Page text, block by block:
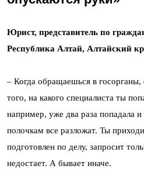
Юрист, представитель по
Республика Алтай, Алтайский
– Когда обращаешься в госорганы,
того, на какого специалиста ты
например, уже два раза попадала
полочкам все разложат. Ты
подготовлен по делу, запросит
недостает. А бывает иначе.